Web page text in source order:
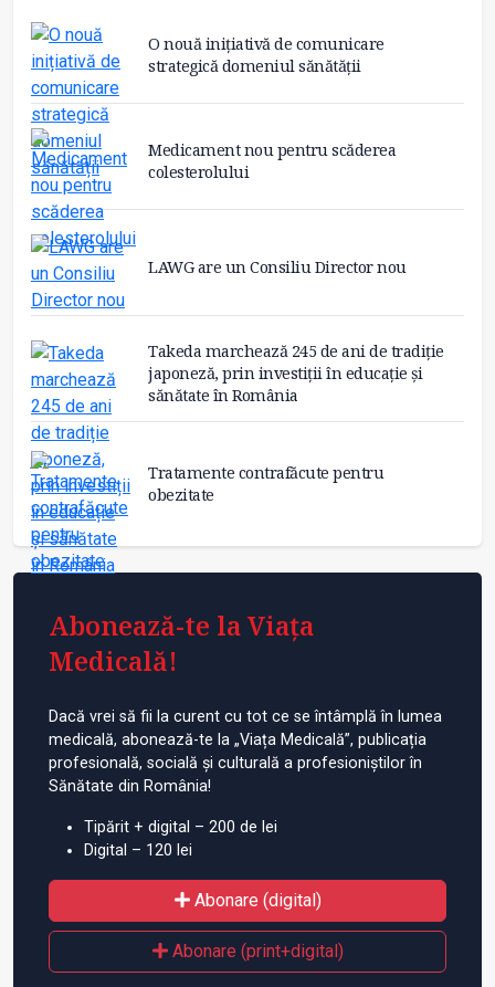
O nouă inițiativă de comunicare
strategică domeniul sănătății
Medicament nou pentru scăderea
colesterolului
LAWG are un Consiliu Director nou
Takeda marchează 245 de ani de tradiție
japoneză, prin investiții în educație și
sănătate în România
Tratamente contrafăcute pentru
obezitate
Abonează-te la Viața
Medicală!
Dacă vrei să fii la curent cu tot ce se întâmplă în lumea
medicală, abonează-te la „Viața Medicală”, publicația
profesională, socială și culturală a profesioniștilor în
Sănătate din România!
Tipărit + digital – 200 de lei
Digital – 120 lei
Abonare (digital)
Abonare (print+digital)